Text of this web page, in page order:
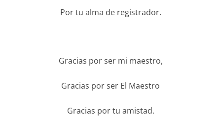
Por tu alma de registrador.
Gracias por ser mi maestro,
Gracias por ser El Maestro
Gracias por tu amistad.